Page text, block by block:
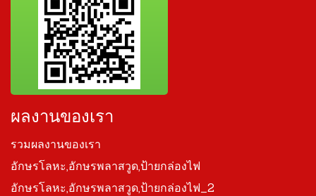
ผลงานของเรา
รวมผลงานของเรา
อักษรโลหะ,อักษรพลาสวูด,ป้ายกล่องไฟ
อักษรโลหะ,อักษรพลาสวูด,ป้ายกล่องไฟ_2